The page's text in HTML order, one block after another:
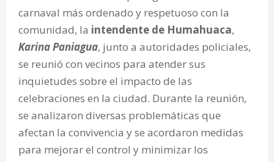
carnaval más ordenado y respetuoso con la
comunidad, la intendente de Humahuaca,
Karina Paniagua, junto a autoridades policiales,
se reunió con vecinos para atender sus
inquietudes sobre el impacto de las
celebraciones en la ciudad. Durante la reunión,
se analizaron diversas problemáticas que
afectan la convivencia y se acordaron medidas
para mejorar el control y minimizar los